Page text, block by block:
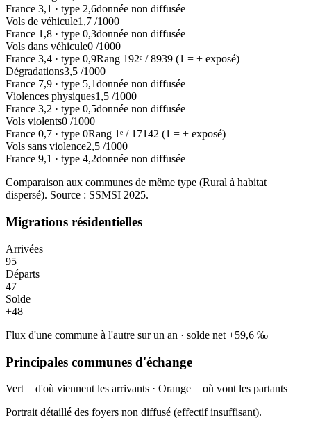
France 3,1 · type 2,6donnée non diffusée
Vols de véhicule1,7 /1000
France 1,8 · type 0,3donnée non diffusée
Vols dans véhicule0 /1000
France 3,4 · type 0,9Rang 192ᵉ /8939 (1 = + exposé)
Dégradations3,5 /1000
France 7,9 · type 5,1donnée non diffusée
Violences physiques1,5 /1000
France 3,2 · type 0,5donnée non diffusée
Vols violents0 /1000
France 0,7 · type 0Rang 1ᵉ / 17142 (1 = + exposé)
Vols sans violence2,5 /1000
France 9,1 · type 4,2donnée non diffusée
Comparaison aux communes de même type (Rural à habitat
dispersé). Source : SSMSI 2025.
Migrations résidentielles
Arrivées
95
Départs
47
Solde
+48
Flux d'une commune à l'autre sur un an · solde net +59,6 ‰
Principales communes d'échange
Vert = d'où viennent les arrivants · Orange = où vont les partants
Portrait détaillé des foyers non diffusé (effectif insuffisant).